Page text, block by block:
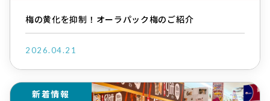
梅の黄化を抑制！オーラパック梅のご紹介
2026.04.21
新着情報